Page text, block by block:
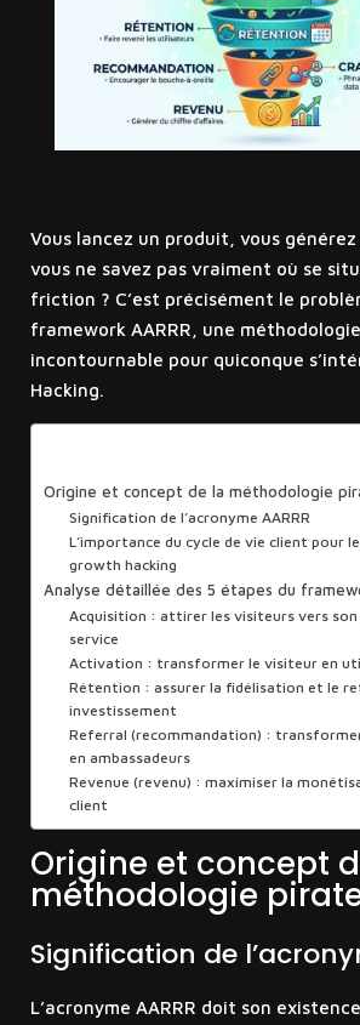
Vous lancez un produit, vous
vous ne savez pas vraiment où se
friction ? C’est précisément le
framework AARRR, une
incontournable pour quiconque
Hacking.
Origine et concept de la méthodologie
Signification de l’acronyme AARRR
L’importance du cycle de vie client pour
growth hacking
Analyse détaillée des 5 étapes du
Acquisition : attirer les visiteurs vers
service
Activation : transformer le visiteur en
Rétention : assurer la fidélisation et le
investissement
Referral (recommandation) :
en ambassadeurs
Revenue (revenu) : maximiser la
client
Origine et concept
méthodologie
Signification de
L’acronyme AARRR doit son